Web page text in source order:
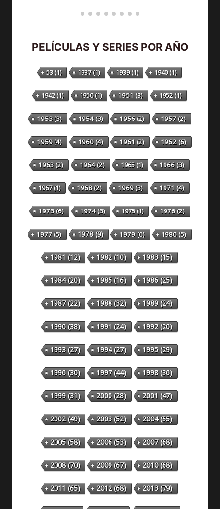
PELÍCULAS Y SERIES POR AÑO
53(1) 1937(1) 1939(1) 1940(1)
1942(1) 1950(1) 1951 (3) 1952(1)
1953(3) 1954(3) 1956(2) 1957(2)
1959(4) 1960(4) 1961 (2) 1962(6)
1963(2) 1964(2) 1965(1) 1966(3)
1967(1) 1968(2) 1969(3) 1971 (4)
1973(6) 1974(3) 1975(1) 1976(2)
1977(5) 1978(9) 1979(6) 1980(5)
1981 (12) 1982(10) 1983(15)
1984(20) 1985(16) 1986(25)
1987(22) 1988(32) 1989(24)
1990(38) 1991 (24) 1992(20)
1993(27) 1994(27) 1995(29)
1996(30) 1997(44) 1998(36)
1999(31) 2000(28) 2001 (47)
2002(49) 2003(52) 2004(55)
2005(58) 2006(53) 2007(68)
2008(70) 2009(67) 2010(68)
2011 (65) 2012(68) 2013(79)